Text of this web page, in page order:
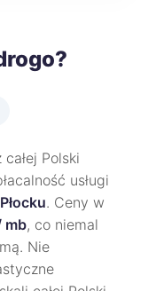
Polski
usługi
Płocku. Ceny w
mb, co niemal
Nie